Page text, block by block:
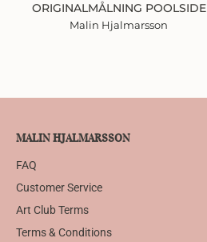
ORIGINALMÅLNING POOLSIDE
Malin Hjalmarsson
MALIN HJALMARSSON
FAQ
Customer Service
Art Club Terms
Terms & Conditions